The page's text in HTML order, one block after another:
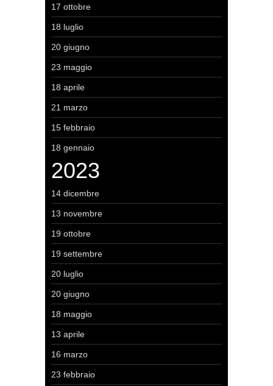
17 ottobre
18 luglio
20 giugno
23 maggio
18 aprile
21 marzo
15 febbraio
18 gennaio
2023
14 dicembre
13 novembre
19 ottobre
19 settembre
20 luglio
20 giugno
18 maggio
13 aprile
16 marzo
23 febbraio